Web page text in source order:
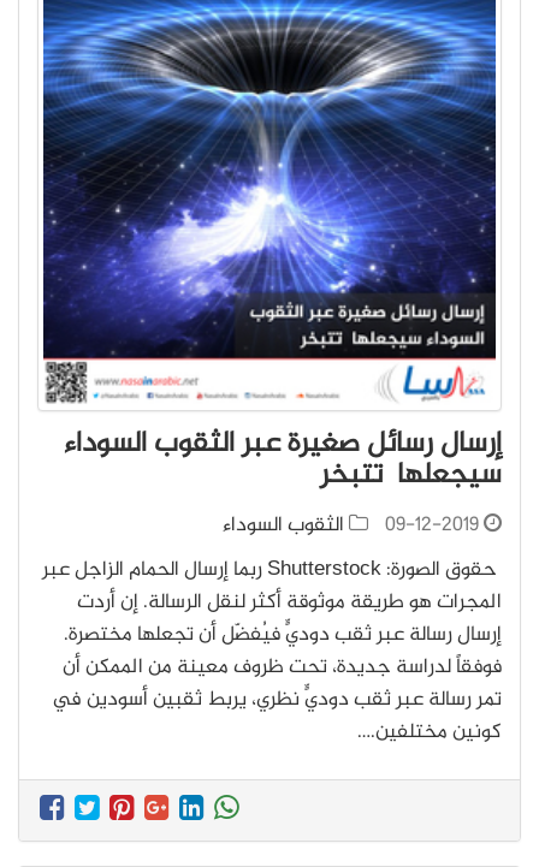
إرسال رسائل صغيرة عبر الثقوب السوداء
سيجعلها تتبخر
09-12-2019
الثقوب السوداء
حقوق الصورة: Shutterstock ربما إرسال الحمام الزاجل عبر
المجرات هو طريقة موثوقة أكثر لنقل الرسالة. إن أردت
إرسال رسالة عبر ثقب دوديٍّ فيُفضّل أن تجعلها مختصرة.
فوفقاً لدراسة جديدة، تحت ظروف معينة من الممكن أن
تمر رسالة عبر ثقب دوديٍّ نظري، يربط ثقبين أسودين في
كونين مختلفين.…